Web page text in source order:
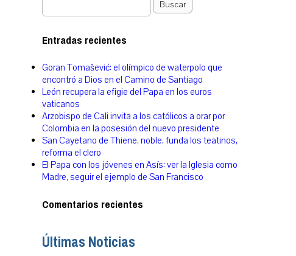
Buscar
Entradas recientes
Goran Tomašević: el olímpico de waterpolo que
encontró a Dios en el Camino de Santiago
León recupera la efigie del Papa en los euros
vaticanos
Arzobispo de Cali invita a los católicos a orar por
Colombia en la posesión del nuevo presidente
San Cayetano de Thiene, noble, funda los teatinos,
reforma el clero
El Papa con los jóvenes en Asís: ver la Iglesia como
Madre, seguir el ejemplo de San Francisco
Comentarios recientes
Últimas Noticias